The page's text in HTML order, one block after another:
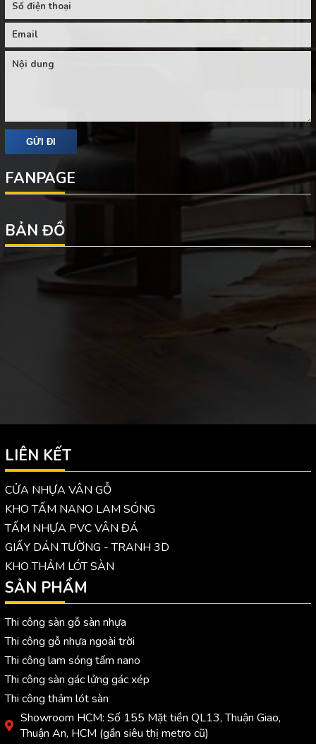
FANPAGE
BẢN ĐỒ
LIÊN KẾT
CỬA NHỰA VÂN GỖ
KHO TẤM NANO LAM SÓNG
TẤM NHỰA PVC VÂN ĐÁ
GIẤY DÁN TƯỜNG - TRANH 3D
KHO THẢM LÓT SÀN
SẢN PHẨM
Thi công sàn gỗ sàn nhựa
Thi công gỗ nhựa ngoài trời
Thi công lam sóng tấm nano
Thi công sàn gác lửng gác xép
Thi công thảm lót sàn
Showroom HCM: Số 155 Mặt tiền QL13, Thuận Giao,
Thuận An, HCM (gần siêu thị metro cũ)